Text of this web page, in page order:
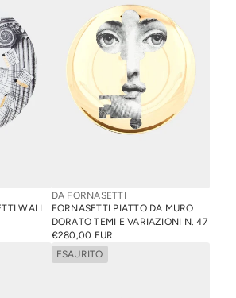
WALL
DA FORNASETTI
FORNASETTI PIATTO DA MURO
DORATO TEMI E VARIAZIONI N. 47
PREZZO
NORMALE
€280,00 EUR
ESAURITO